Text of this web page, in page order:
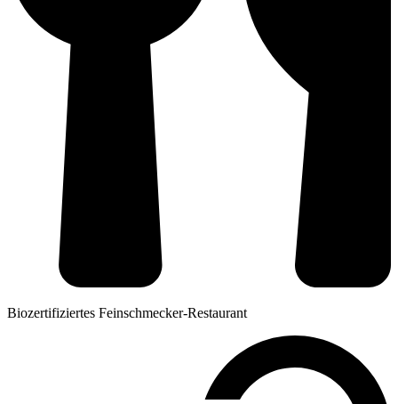
Biozertifiziertes Feinschmecker-Restaurant